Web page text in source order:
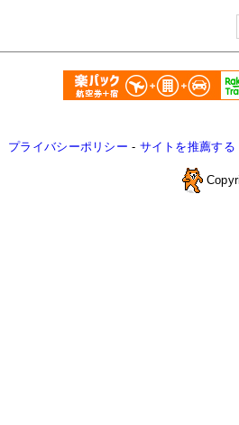
プライバシーポリシー - サイトを推薦する